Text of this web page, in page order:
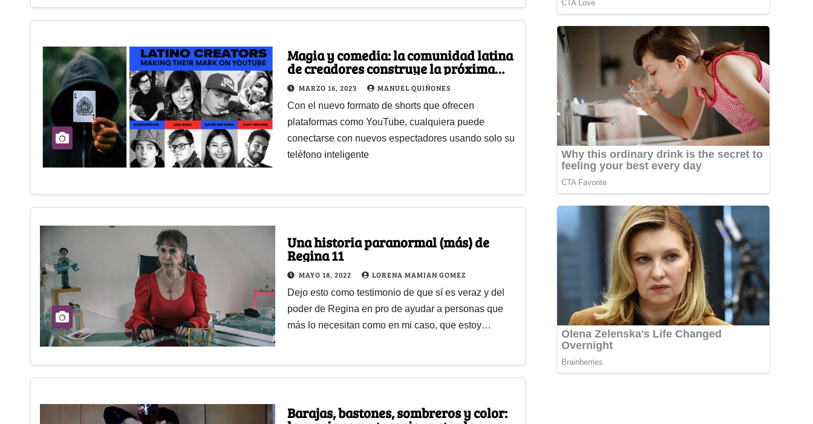
Magia y comedia: la comunidad latina
de creadores construye la próxima
generación de estrellas
MARZO 16, 2023 MANUEL QUIÑONES
Con el nuevo formato de shorts que ofrecen
plataformas como YouTube, cualquiera puede
conectarse con nuevos espectadores usando solo su
teléfono inteligente
Una historia paranormal (más) de
Regina 11
MAYO 18, 2022 LORENA MAMIAN GOMEZ
Dejo esto como testimonio de que sí es veraz y del
poder de Regina en pro de ayudar a personas que
más lo necesitan como en mi caso, que estoy…
Barajas, bastones, sombreros y color: